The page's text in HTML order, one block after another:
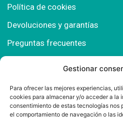
Gestionar
Para ofrecer las mejores experiencias,
cookies para almacenar y/o acceder a la
consentimiento de estas tecnologías nos
el comportamiento de navegación o las
Política de cookies
Devoluciones y garantías
Preguntas frecuentes
Polígono Comercial Urbisur
Chiclana de la Fra. (Cádiz)